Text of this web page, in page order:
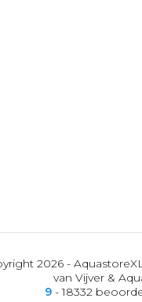
2026 -
van Vijver &
9 - 18332